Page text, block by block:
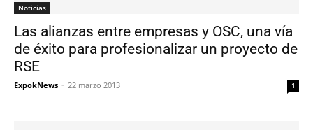
Noticias
Las alianzas entre empresas y OSC, una vía
de éxito para profesionalizar un proyecto de
RSE
ExpokNews - 22 marzo 2013 1